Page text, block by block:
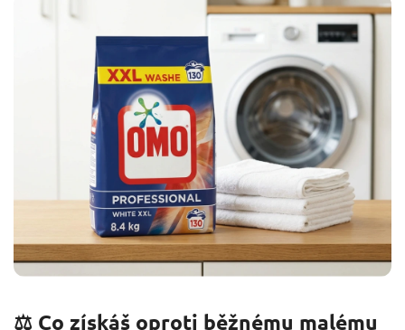
⚖️ Co získáš oproti běžnému malému